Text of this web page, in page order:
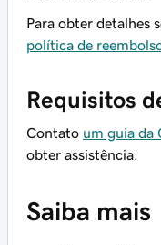
Para obter detalhes
política de
Requisitos
Contato um guia da
obter assistência.
Saiba mais